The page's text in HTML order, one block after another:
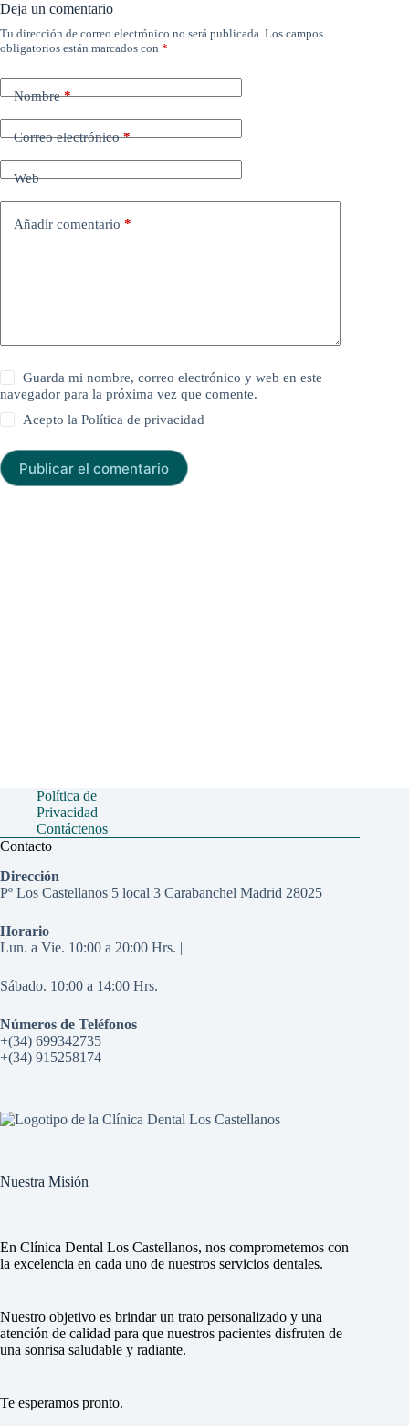
Deja un comentario
Tu dirección de correo electrónico no será publicada. Los campos
obligatorios están marcados con *
Nombre*
Correo electrónico*
Web
Añadir comentario *
Guarda mi nombre, correo electrónico y web en este
navegador para la próxima vez que comente.
Acepto laPolítica de privacidad
Publicar el comentario
Política de
Privacidad
Contáctenos
Contacto
Dirección
Pº Los Castellanos 5 local 3 Carabanchel Madrid 28025
Horario
Lun. a Vie. 10:00 a 20:00 Hrs. |
Sábado. 10:00 a 14:00 Hrs.
Números de Teléfonos
+(34) 699342735
+(34) 915258174
Nuestra Misión
En Clínica Dental Los Castellanos, nos comprometemos con
la excelencia en cada uno de nuestros servicios dentales.
Nuestro objetivo es brindar un trato personalizado y una
atención de calidad para que nuestros pacientes disfruten de
una sonrisa saludable y radiante.
Te esperamos pronto.